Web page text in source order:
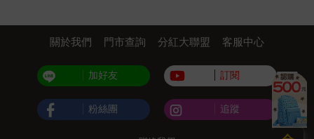
關於我們 門市查詢 分紅大聯盟 客服中心
加好友 訂閱
粉絲團 追蹤